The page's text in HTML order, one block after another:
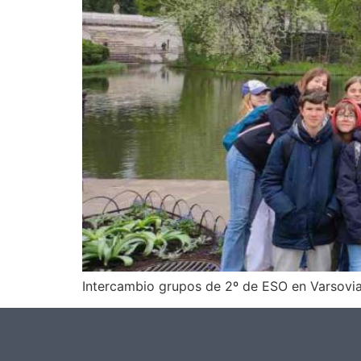
Intercambio grupos de 2º de ESO en